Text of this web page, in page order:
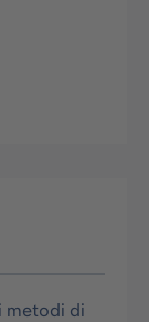
metodi di